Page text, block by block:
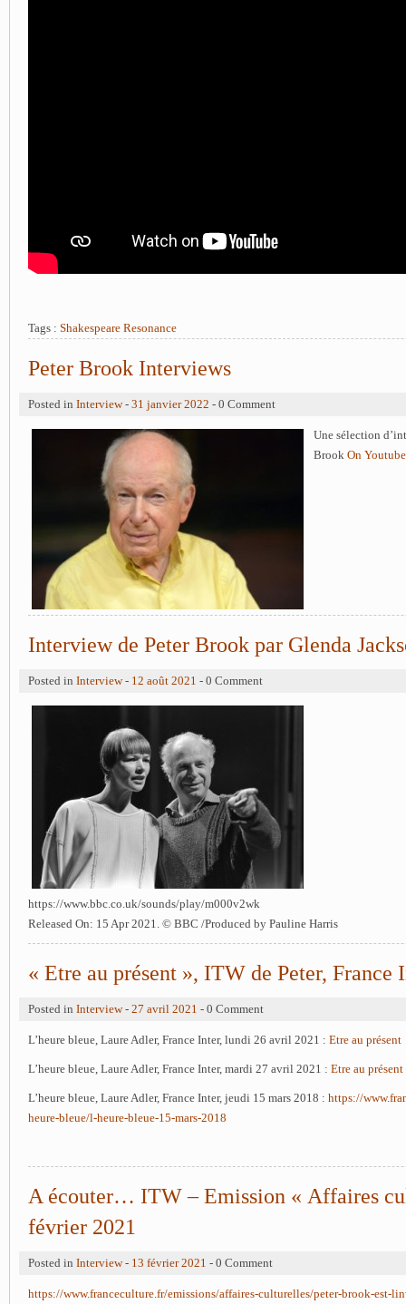
Tags : Shakespeare Resonance
Peter Brook Interviews
Posted in Interview- 31 janvier 2022 - 0 Comment
Une sélection
Brook On
Interview de Peter Brook par Glenda
Posted in Interview- 12 août 2021 - 0 Comment
https://www.bbc.co.uk/sounds/play/m000v2wk
Released On: 15 Apr 2021. © BBC /Produced by Pauline Harris
« Etre au présent », ITW de Peter, France
Posted in Interview- 27 avril 2021 - 0 Comment
L’heure bleue, Laure Adler, France Inter, lundi 26 avril 2021 : Etre au présent
L’heure bleue, Laure Adler, France Inter, mardi 27 avril 2021 : Etre au présent
L’heure bleue, Laure Adler, France Inter, jeudi 15 mars 2018 : https://
heure-bleue/l-heure-bleue-15-mars-2018
A écouter… ITW – Emission « Affaires
février 2021
Posted in Interview- 13 février 2021 - 0 Comment
https://www.franceculture.fr/emissions/affaires-culturelles/peter-brook-est-